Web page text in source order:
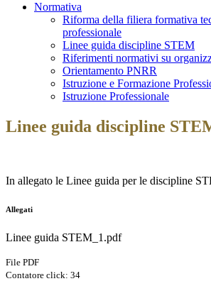
Normativa
Riforma della filiera formativa
professionale
Linee guida discipline STEM
Riferimenti normativi su
Orientamento PNRR
Istruzione e Formazione
Istruzione Professionale
Linee guida discipline
In allegato le Linee guida per le discipline
Allegati
Linee guida STEM_1.pdf
File PDF
Contatore click: 34